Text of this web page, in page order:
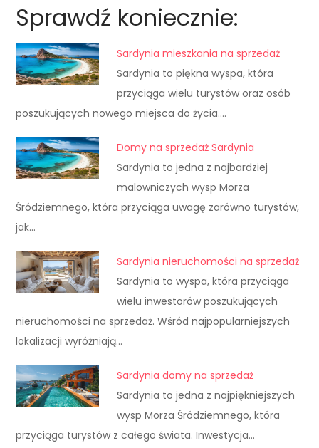
Sprawdź koniecznie:
Sardynia mieszkania na sprzedaż
Sardynia to piękna wyspa, która
przyciąga wielu turystów oraz osób
poszukujących nowego miejsca do życia.…
Domy na sprzedaż Sardynia
Sardynia to jedna z najbardziej
malowniczych wysp Morza
Śródziemnego, która przyciąga uwagę zarówno turystów,
jak…
Sardynia nieruchomości na sprzedaż
Sardynia to wyspa, która przyciąga
wielu inwestorów poszukujących
nieruchomości na sprzedaż. Wśród najpopularniejszych
lokalizacji wyróżniają…
Sardynia domy na sprzedaż
Sardynia to jedna z najpiękniejszych
wysp Morza Śródziemnego, która
przyciąga turystów z całego świata. Inwestycja…